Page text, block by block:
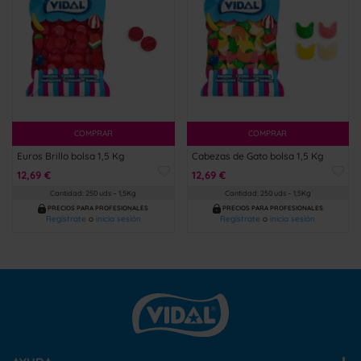
COMPRAR
Euros Brillo bolsa 1,5 Kg
12,69 €
Cantidad: 250 uds – 1,5Kg
PRECIOS PARA PROFESIONALES
Regístrate o inicia sesión
COMPRAR
Cabezas de Gato bolsa 1,5 Kg
12,69 €
Cantidad: 250 uds – 1,5Kg
PRECIOS PARA PROFESIONALES
Regístrate o inicia sesión